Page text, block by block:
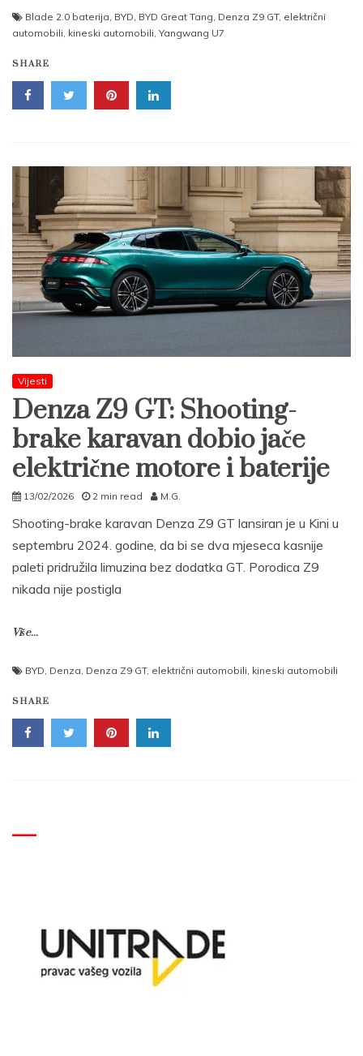
Blade 2.0 baterija, BYD, BYD Great Tang, Denza Z9 GT, električni
automobili, kineski automobili, Yangwang U7
SHARE
Vijesti
Denza Z9 GT: Shooting-
brake karavan dobio jače
električne motore i baterije
13/02/2026 2 min read M.G.
Shooting-brake karavan Denza Z9 GT lansiran je u Kini u
septembru 2024. godine, da bi se dva mjeseca kasnije
paleti pridružila limuzina bez dodatka GT. Porodica Z9
nikada nije postigla
Više...
BYD, Denza, Denza Z9 GT, električni automobili, kineski automobili
SHARE